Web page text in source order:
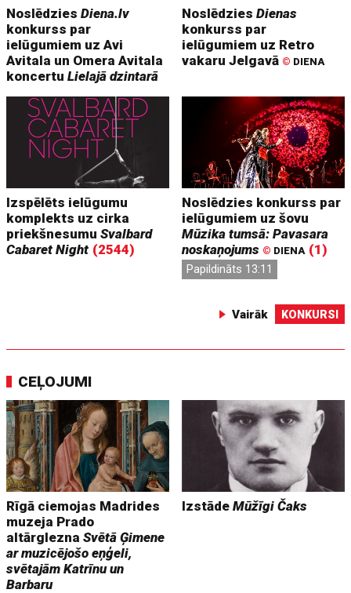
NoslēdziesDiena.lv
konkurss par
ielūgumiem uz Avi
Avitala un Omera Avitala
koncertuLielajā dzintarā
NoslēdziesDienas
konkurss par
ielūgumiem uz Retro
vakaru Jelgavā © DIENA
Izspēlēts ielūgumu
komplekts uz cirka
priekšnesumuSvalbard
Cabaret Night (2544)
Noslēdzies konkurss par
ielūgumiem uz šovu
Mūzika tumsā: Pavasara
noskaņojums © DIENA (1)
Papildināts 13:11
Vairāk KONKURSI
CEĻOJUMI
Rīgā ciemojas Madrides
muzeja Prado
altārgleznaSvētā Ģimene
ar muzicējošo eņģeli,
svētajām Katrīnu un
Barbaru
IzstādeMūžīgi Čaks